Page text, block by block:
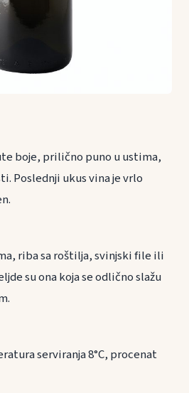
boje, prilično puno u ustima,
Poslednji ukus vina je vrlo
riba sa roštilja, svinjski file ili
su ona koja se odlično slažu
serviranja 8°C, procenat